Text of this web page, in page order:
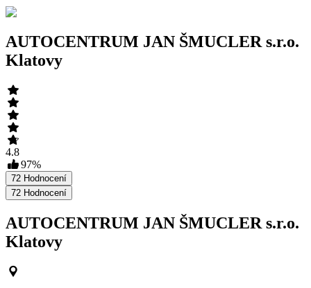
AUTOCENTRUM JAN ŠMUCLER s.r.o.
Klatovy
4.8
97%
72 Hodnocení
72 Hodnocení
AUTOCENTRUM JAN ŠMUCLER s.r.o.
Klatovy